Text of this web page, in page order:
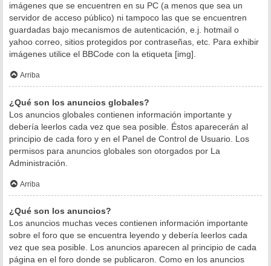
imágenes que se encuentren en su PC (a menos que sea un
servidor de acceso público) ni tampoco las que se encuentren
guardadas bajo mecanismos de autenticación, e.j. hotmail o
yahoo correo, sitios protegidos por contraseñas, etc. Para exhibir
imágenes utilice el BBCode con la etiqueta [img].
Arriba
¿Qué son los anuncios globales?
Los anuncios globales contienen información importante y
debería leerlos cada vez que sea posible. Éstos aparecerán al
principio de cada foro y en el Panel de Control de Usuario. Los
permisos para anuncios globales son otorgados por La
Administración.
Arriba
¿Qué son los anuncios?
Los anuncios muchas veces contienen información importante
sobre el foro que se encuentra leyendo y debería leerlos cada
vez que sea posible. Los anuncios aparecen al principio de cada
página en el foro donde se publicaron. Como en los anuncios